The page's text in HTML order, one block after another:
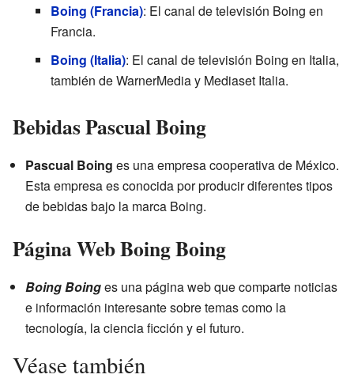
Boing (Francia): El canal de televisión Boing en
Francia.
Boing (Italia): El canal de televisión Boing en Italia,
también de WarnerMedia y Mediaset Italia.
Bebidas Pascual Boing
Pascual Boing es una empresa cooperativa de México.
Esta empresa es conocida por producir diferentes tipos
de bebidas bajo la marca Boing.
Página Web Boing Boing
Boing Boinges una página web que comparte noticias
e información interesante sobre temas como la
tecnología, la ciencia ficción y el futuro.
Véase también